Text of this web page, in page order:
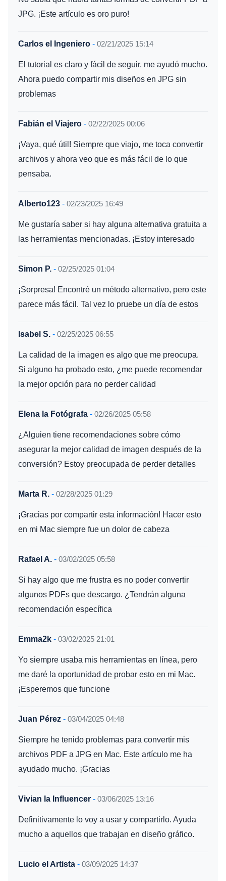
JPG. ¡Este artículo es oro puro!
Carlos el Ingeniero - 02/21/2025 15:14
El tutorial es claro y fácil de seguir, me ayudó mucho.
Ahora puedo compartir mis diseños en JPG sin
problemas
Fabián el Viajero - 02/22/2025 00:06
¡Vaya, qué útil! Siempre que viajo, me toca convertir
archivos y ahora veo que es más fácil de lo que
pensaba.
Alberto123 - 02/23/2025 16:49
Me gustaría saber si hay alguna alternativa gratuita a
las herramientas mencionadas. ¡Estoy interesado
Simon P. - 02/25/2025 01:04
¡Sorpresa! Encontré un método alternativo, pero este
parece más fácil. Tal vez lo pruebe un día de estos
Isabel S. - 02/25/2025 06:55
La calidad de la imagen es algo que me preocupa.
Si alguno ha probado esto, ¿me puede recomendar
la mejor opción para no perder calidad
Elena la Fotógrafa - 02/26/2025 05:58
¿Alguien tiene recomendaciones sobre cómo
asegurar la mejor calidad de imagen después de la
conversión? Estoy preocupada de perder detalles
Marta R. - 02/28/2025 01:29
¡Gracias por compartir esta información! Hacer esto
en mi Mac siempre fue un dolor de cabeza
Rafael A. - 03/02/2025 05:58
Si hay algo que me frustra es no poder convertir
algunos PDFs que descargo. ¿Tendrán alguna
recomendación específica
Emma2k - 03/02/2025 21:01
Yo siempre usaba mis herramientas en línea, pero
me daré la oportunidad de probar esto en mi Mac.
¡Esperemos que funcione
Juan Pérez - 03/04/2025 04:48
Siempre he tenido problemas para convertir mis
archivos PDF a JPG en Mac. Este artículo me ha
ayudado mucho. ¡Gracias
Vivian la Influencer - 03/06/2025 13:16
Definitivamente lo voy a usar y compartirlo. Ayuda
mucho a aquellos que trabajan en diseño gráfico.
Lucio el Artista - 03/09/2025 14:37